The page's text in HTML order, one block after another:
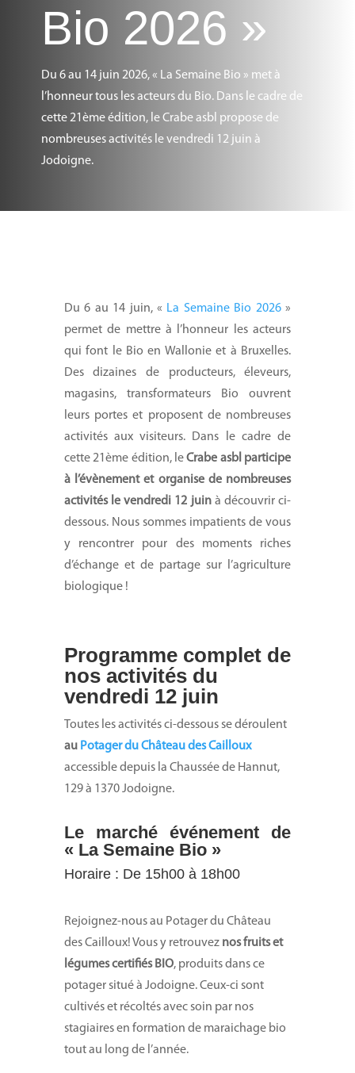
Bio 2026 »
Du 6 au 14 juin 2026, « La Semaine Bio » met à
l’honneur tous les acteurs du Bio. Dans le cadre de
cette 21ème édition, le Crabe asbl propose de
nombreuses activités le vendredi 12 juin à
Jodoigne.
Du 6 au 14 juin, « La Semaine Bio 2026»
permet de mettre à l’honneur les acteurs
qui font le Bio en Wallonie et à Bruxelles.
Des dizaines de producteurs, éleveurs,
magasins, transformateurs Bio ouvrent
leurs portes et proposent de nombreuses
activités aux visiteurs. Dans le cadre de
cette 21ème édition, leCrabe asbl participe
à l’évènement et organise de nombreuses
activités le vendredi 12 juinà découvrir ci-
dessous. Nous sommes impatients de vous
y rencontrer pour des moments riches
d’échange et de partage sur l’agriculture
biologique !
Programme complet de
nos activités du
vendredi 12 juin
Toutes les activités ci-dessous se déroulent
au Potager du Château des Cailloux
accessible depuis la Chaussée de Hannut,
129 à 1370 Jodoigne.
Le marché événement de
« La Semaine Bio »
Horaire : De 15h00 à 18h00
Rejoignez-nous au Potager du Château
des Cailloux! Vous y retrouvez nos fruits et
légumes certifiés BIO, produits dans ce
potager situé à Jodoigne. Ceux-ci sont
cultivés et récoltés avec soin par nos
stagiaires en formation de maraichage bio
tout au long de l’année.